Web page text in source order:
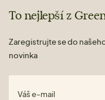
To nejlepší z
Zaregistrujte se do
novinka
Váš e-mail